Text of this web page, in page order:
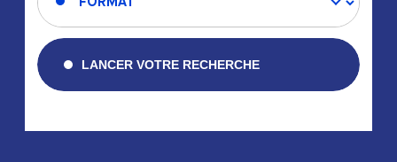
LANCER VOTRE RECHERCHE